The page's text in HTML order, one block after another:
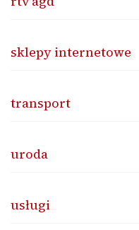
sklepy internetowe
transport
uroda
usługi